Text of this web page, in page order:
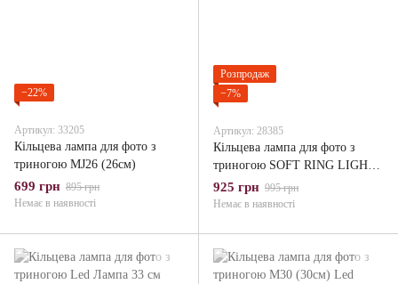
−22%
Артикул: 33205
Кільцева лампа для фото з
триногою MJ26 (26см)
699 грн 895 грн
Немає в наявності
Розпродаж
−7%
Артикул: 28385
Кільцева лампа для фото з
триногою SOFT RING LIGHT
(RGB) MJ33
925 грн 995 грн
Немає в наявності